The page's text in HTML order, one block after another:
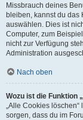
Missbrauch deines
bleiben, kannst du das
auswählen. Dies ist
Computer, zum
nicht zur Verfügung
Administration
Nach oben
Wozu ist die Funktion
„Alle Cookies
sorgen, dass du im